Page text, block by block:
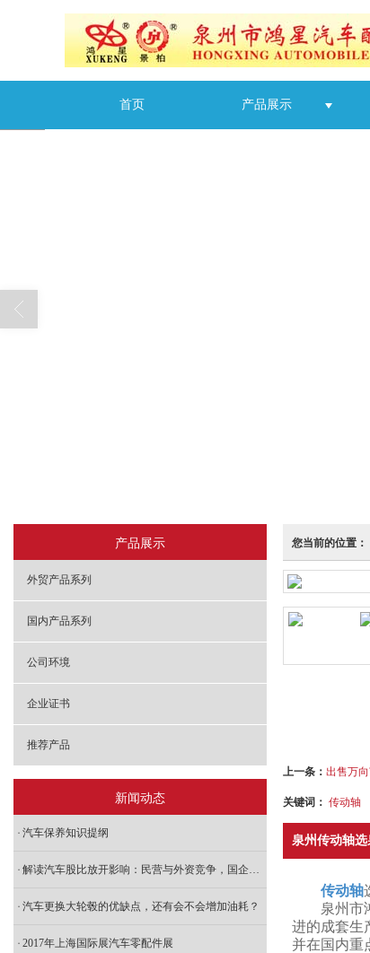
首页 产品展示
您当前的位置：
上一条： 出售万
关键词： 传动轴
泉州传动轴
传动轴
泉州市
进的成套生
并在国内重
产品展示
外贸产品系列
国内产品系列
公司环境
企业证书
推荐产品
新闻动态
汽车保养知识提纲
解读汽车股比放开影响：民营与外资竞争，国企人才流失加速
汽车更换大轮毂的优缺点，还有会不会增加油耗？
2017年上海国际展汽车零配件展